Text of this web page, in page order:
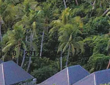
Offerte aanvragen